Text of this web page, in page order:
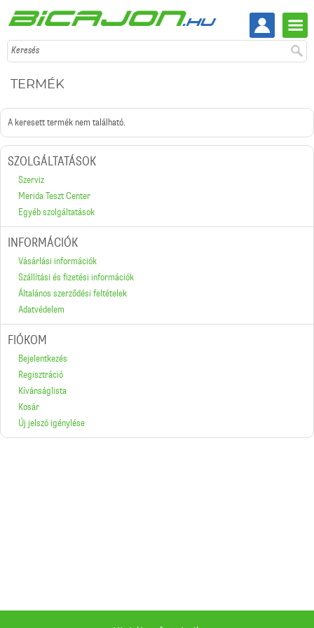
Keresés
TERMÉK
A keresett termék nem található.
SZOLGÁLTATÁSOK
Szerviz
Merida Teszt Center
Egyéb szolgáltatások
INFORMÁCIÓK
Vásárlási információk
Szállítási és fizetési információk
Általános szerződési feltételek
Adatvédelem
FIÓKOM
Bejelentkezés
Regisztráció
Kívánságlista
Kosár
Új jelszó igénylése